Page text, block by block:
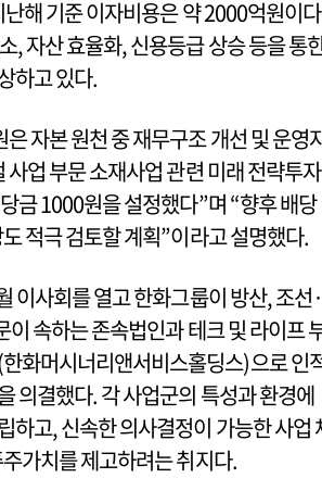
해 기준 이자비용은 약 2000억원이
, 자산 효율화, 신용등급 상승 등을 통
하고 있다.
자본 원천 중 재무구조 개선 및 운영
사업 부문 소재사업 관련 미래 전략투자
금 1000원을 설정했다”며 “향후 배당
적극 검토할 계획”이라고 설명했다.
이사회를 열고 한화그룹이 방산, 조선·
이 속하는 존속법인과 테크 및 라이프
화머시너리앤서비스홀딩스)으로 인
의결했다. 각 사업군의 특성과 환경에
하고, 신속한 의사결정이 가능한 사업
가치를 제고하려는 취지다.